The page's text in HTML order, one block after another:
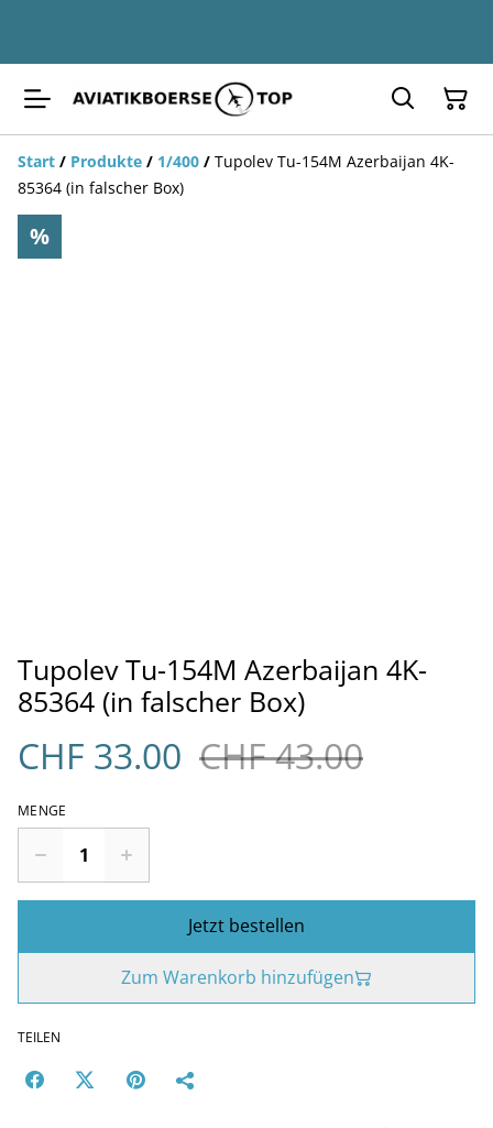
Start / Produkte / 1/400 / Tupolev Tu-154M Azerbaijan 4K-
85364 (in falscher Box)
%
Tupolev Tu-154M Azerbaijan 4K-
85364 (in falscher Box)
CHF 33.00 CHF 43.00
MENGE
Jetzt bestellen
Zum Warenkorb hinzufügen
TEILEN